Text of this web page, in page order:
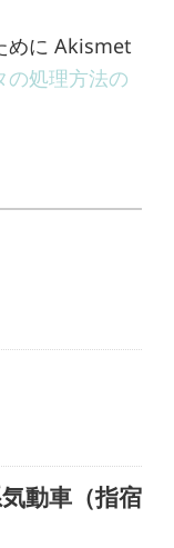
めに Akismet
の処理方法の
動車（指宿